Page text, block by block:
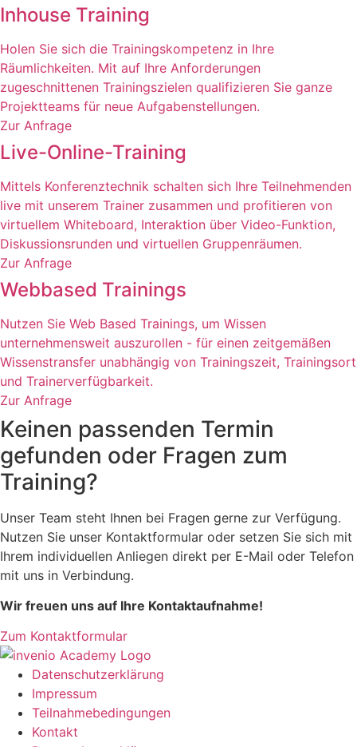
Inhouse Training
Holen Sie sich die Trainingskompetenz in Ihre
Räumlichkeiten. Mit auf Ihre Anforderungen
zugeschnittenen Trainingszielen qualifizieren Sie ganze
Projektteams für neue Aufgabenstellungen.
Zur Anfrage
Live-Online-Training
Mittels Konferenztechnik schalten sich Ihre Teilnehmenden
live mit unserem Trainer zusammen und profitieren von
virtuellem Whiteboard, Interaktion über Video-Funktion,
Diskussionsrunden und virtuellen Gruppenräumen.
Zur Anfrage
Webbased Trainings
Nutzen Sie Web Based Trainings, um Wissen
unternehmensweit auszurollen - für einen zeitgemäßen
Wissenstransfer unabhängig von Trainingszeit, Trainingsort
und Trainerverfügbarkeit.
Zur Anfrage
Keinen passenden Termin
gefunden oder Fragen zum
Training?
Unser Team steht Ihnen bei Fragen gerne zur Verfügung.
Nutzen Sie unser Kontaktformular oder setzen Sie sich mit
Ihrem individuellen Anliegen direkt per E-Mail oder Telefon
mit uns in Verbindung.
Wir freuen uns auf Ihre Kontaktaufnahme!
Zum Kontaktformular
Datenschutzerklärung
Impressum
Teilnahmebedingungen
Kontakt